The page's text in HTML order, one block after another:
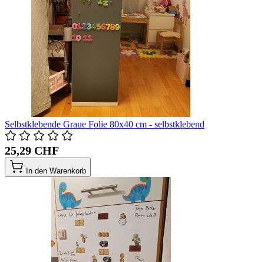
Selbstklebende Graue Folie 80x40 cm - selbstklebend
25,29 CHF
In den Warenkorb